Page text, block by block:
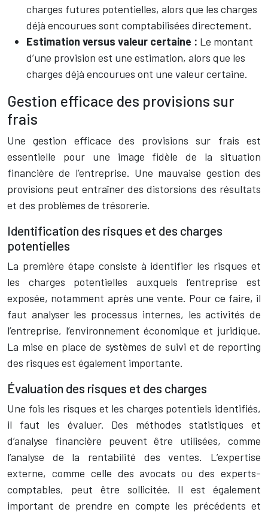
charges futures potentielles, alors que les charges
déjà encourues sont comptabilisées directement.
Estimation versus valeur certaine : Le montant
d’une provision est une estimation, alors que les
charges déjà encourues ont une valeur certaine.
Gestion efficace des provisions sur
frais
Une gestion efficace des provisions sur frais est
essentielle pour une image fidèle de la situation
financière de l’entreprise. Une mauvaise gestion des
provisions peut entraîner des distorsions des résultats
et des problèmes de trésorerie.
Identification des risques et des charges
potentielles
La première étape consiste à identifier les risques et
les charges potentielles auxquels l’entreprise est
exposée, notamment après une vente. Pour ce faire, il
faut analyser les processus internes, les activités de
l’entreprise, l’environnement économique et juridique.
La mise en place de systèmes de suivi et de reporting
des risques est également importante.
Évaluation des risques et des charges
Une fois les risques et les charges potentiels identifiés,
il faut les évaluer. Des méthodes statistiques et
d’analyse financière peuvent être utilisées, comme
l’analyse de la rentabilité des ventes. L’expertise
externe, comme celle des avocats ou des experts-
comptables, peut être sollicitée. Il est également
important de prendre en compte les précédents et